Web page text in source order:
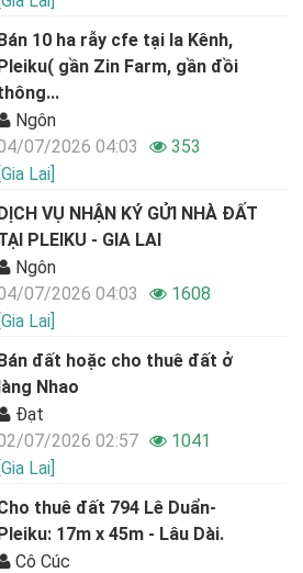
10 ha rẫy cfe tại Ia Kênh,
gần Zin Farm, gần đồi
Ngôn
07/2026 04:03
353
[Gia Lai]
VỤ NHẬN KÝ GỬI NHÀ ĐẤT
PLEIKU - GIA LAI
Ngôn
07/2026 04:03
1608
[Gia Lai]
đất hoặc cho thuê đất ở
Nhao
Đạt
07/2026 02:57
1041
[Gia Lai]
thuê đất 794 Lê Duẩn-
17m x 45m - Lâu Dài.
Cô Cúc